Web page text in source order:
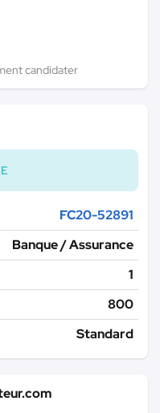
candidater
FC20-52891
Banque / Assurance
1
800
Standard